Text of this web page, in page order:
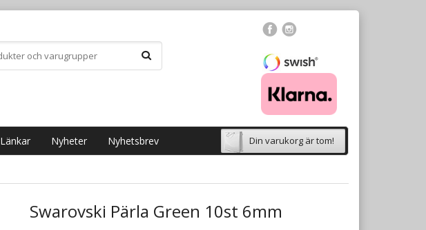
Länkar Nyheter Nyhetsbrev Din varukorg är tom!
Swarovski Pärla Green 10st 6mm